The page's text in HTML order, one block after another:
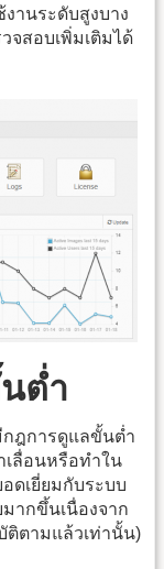
านระดับสูงบาง
จสอบเพิ่มเติมได้
ต่ำ
กฎการดูแลขั้นต่ำ
ลื่อนหรือทำใน
ดเยี่ยมกับระบบ
ากขึ้นเนื่องจาก
ตามแล้วเท่านั้น)